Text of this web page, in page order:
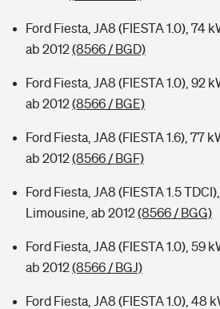
Ford Fiesta, JA8 (FIESTA 1.0), 74
ab 2012(8566 / BGD)
Ford Fiesta, JA8 (FIESTA 1.0), 92
ab 2012(8566 / BGE)
Ford Fiesta, JA8 (FIESTA 1.6), 77
ab 2012(8566 / BGF)
Ford Fiesta, JA8 (FIESTA 1.5
Limousine, ab 2012(8566 / BGG)
Ford Fiesta, JA8 (FIESTA 1.0), 59
ab 2012(8566 / BGJ)
Ford Fiesta, JA8 (FIESTA 1.0), 48